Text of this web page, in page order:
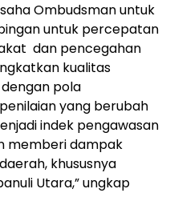
Ombudsman untuk
untuk percepatan
dan pencegahan
kualitas
pola
yang berubah
indek pengawasan
memberi dampak
khususnya
Utara,” ungkap